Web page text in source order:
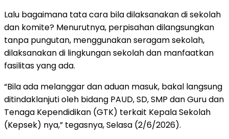
Lalu bagaimana tata cara bila dilaksanakan di sekolah
dan komite? Menurutnya, perpisahan dilangsungkan
tanpa pungutan, menggunakan seragam sekolah,
dilaksanakan di lingkungan sekolah dan manfaatkan
fasilitas yang ada.
“Bila ada melanggar dan aduan masuk, bakal langsung
ditindaklanjuti oleh bidang PAUD, SD, SMP dan Guru dan
Tenaga Kependidikan (GTK) terkait Kepala Sekolah
(Kepsek) nya,” tegasnya, Selasa (2/6/2026).